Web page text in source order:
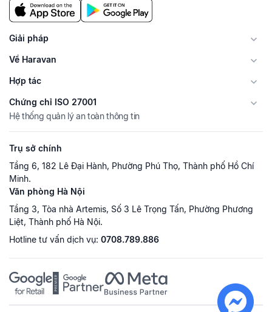
Giải pháp
Về Haravan
Hợp tác
Chứng chỉ ISO 27001
Hệ thống quản lý an toàn thông tin
Trụ sở chính
Tầng 6, 182 Lê Đại Hành, Phường Phú Thọ, Thành phố Hồ Chí
Minh.
Văn phòng Hà Nội
Tầng 3, Tòa nhà Artemis, Số 3 Lê Trọng Tấn, Phường Phương
Liệt, Thành phố Hà Nội.
Hotline tư vấn dịch vụ: 0708.789.886